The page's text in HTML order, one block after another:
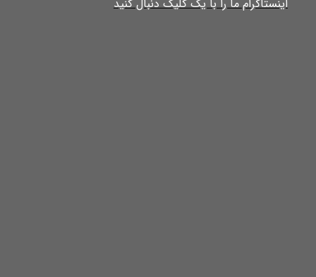
​​​​​​​​​اینستاگرام ما را با یک کلیک دنبال کنید